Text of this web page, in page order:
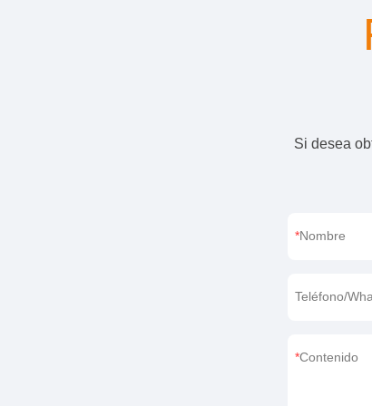
Si desea
Nombre
Teléfono/
Contenido